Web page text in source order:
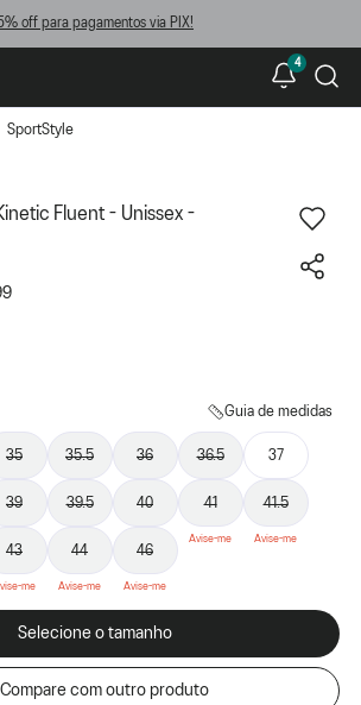
off para pagamentos via PIX!
4
SportStyle
Fluent - Unissex -
Guia de medidas
35 35.5 36 36.5 37
39 39.5 40 41 41.5
43 44 46
Selecione o tamanho
Compare com outro produto